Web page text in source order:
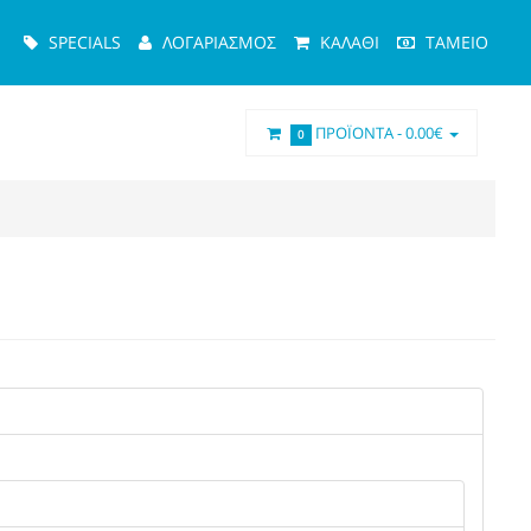
Μενού SPECIALS ΛΟΓΑΡΙΑΣΜΌΣ ΚΑΛΆΘΙ ΤΑΜΕΊΟ
0 ΠΡΟΪΌΝΤΑ -0.00€